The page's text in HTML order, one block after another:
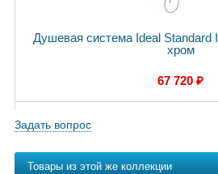
Душевая система Ideal Standard
хром
67 720 ₽
Задать вопрос
Товары из этой же коллекции